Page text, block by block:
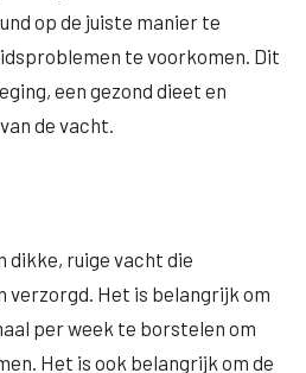
op de juiste manier te
te voorkomen. Dit
een gezond dieet en
de vacht.
dikke, ruige vacht die
verzorgd. Het is belangrijk om
per week te borstelen om
Het is ook belangrijk om de